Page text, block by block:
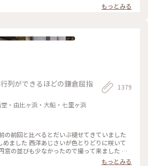
もっとみる
列ができるほどの鎌倉屈指
・由比ヶ浜・大船・七里ヶ浜
1379
めました 西洋あじさいが色とりどりに咲いて
窓の並びも少なかったので撮って来ました 裏
を願います
もっとみる